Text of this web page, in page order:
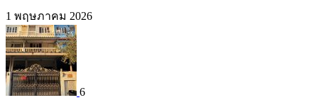
1 พฤษภาคม 2026
6